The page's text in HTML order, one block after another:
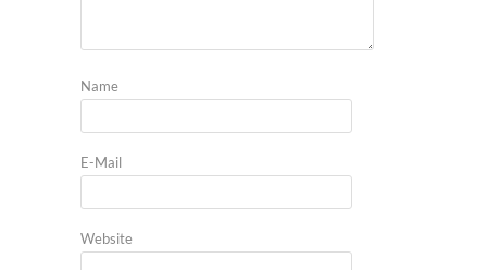
Name
E-Mail
Website